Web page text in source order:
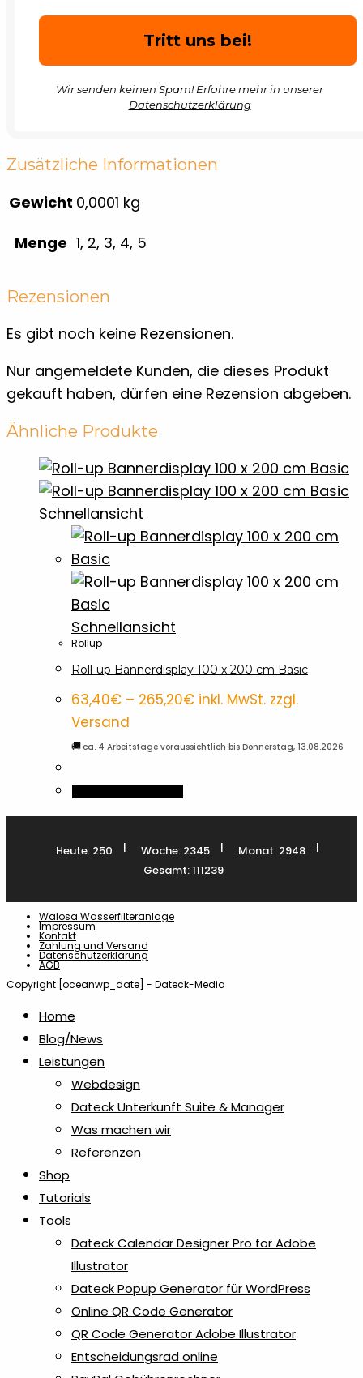
Wir senden keinen Spam! Erfahre mehr in unserer
Datenschutzerklärung
Zusätzliche Informationen
Gewicht 0,0001 kg
Menge 1, 2, 3, 4, 5
Rezensionen
Es gibt noch keine Rezensionen.
Nur angemeldete Kunden, die dieses Produkt
gekauft haben, dürfen eine Rezension abgeben.
Ähnliche Produkte
Schnellansicht
Schnellansicht
Rollup
Roll-up Bannerdisplay 100 x 200 cm Basic
63,40€ – 265,20€Preisspanne:
63,40€
inkl. MwSt. zzgl.
Versand
🚚 ca. 4 Arbeitstage voraussichtlich bis Donnerstag, 13.08.2026
Produkt
mehrere
Varianten
auf.
auf
Heute: 250 | Woche: 2345 | Monat: 2948
|
Gesamt: 111239
Walosa Wasserfilteranlage
Impressum
Kontakt
Zahlung und Versand
Datenschutzerklärung
AGB
Copyright [oceanwp_date] - Dateck-Media
Home
Blog/News
Leistungen
Webdesign
Dateck Unterkunft Suite & Manager
Was machen wir
Referenzen
Shop
Tutorials
Tools
Dateck Calendar Designer Pro for Adobe
Illustrator
Dateck Popup Generator für WordPress
Online QR Code Generator
QR Code Generator Adobe Illustrator
Entscheidungsrad online